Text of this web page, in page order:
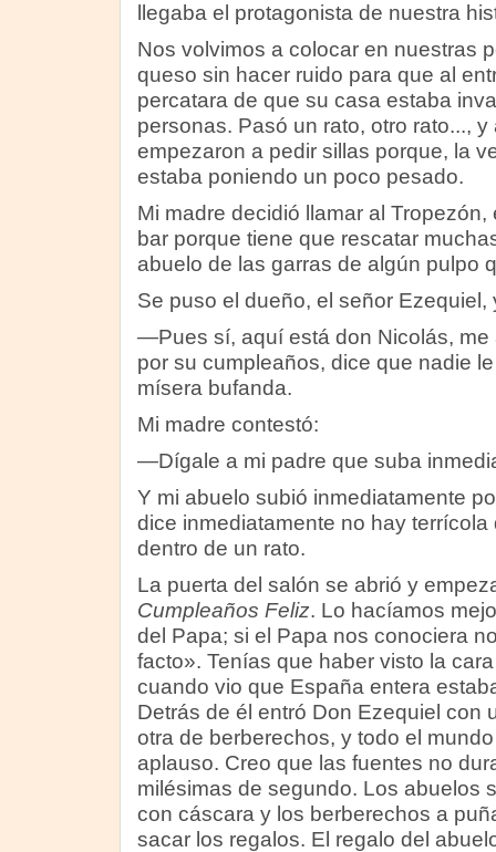
llegaba el protagonista de nuestra
Nos volvimos a colocar en nuestras
queso sin hacer ruido para que al
percatara de que su casa estaba
personas. Pasó un rato, otro rato...,
empezaron a pedir sillas porque, la
estaba poniendo un poco pesado.
Mi madre decidió llamar al
bar porque tiene que rescatar
abuelo de las garras de algún pulpo
Se puso el dueño, el señor Ezequiel,
—Pues sí, aquí está don Nicolás, me
por su cumpleaños, dice que nadie
mísera bufanda.
Mi madre contestó:
—Dígale a mi padre que suba
Y mi abuelo subió inmediatamente
dice inmediatamente no hay
dentro de un rato.
La puerta del salón se abrió y
Cumpleaños Feliz. Lo hacíamos
del Papa; si el Papa nos conociera
facto». Tenías que haber visto la
cuando vio que España entera
Detrás de él entró Don Ezequiel con
otra de berberechos, y todo el
aplauso. Creo que las fuentes no
milésimas de segundo. Los abuelos
con cáscara y los berberechos a
sacar los regalos. El regalo del